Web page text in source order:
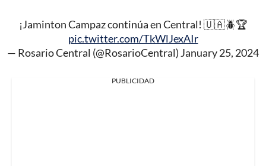
¡Jaminton Campaz continúa en Central! 🇺🇦🪲🏆
pic.twitter.com/TkWlJexAIr
— Rosario Central (@RosarioCentral) January 25, 2024
PUBLICIDAD